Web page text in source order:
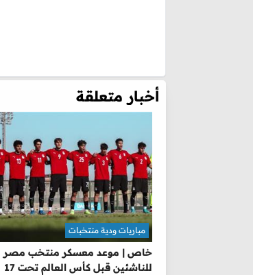
أخبار متعلقة
خاص | موعد معسكر منتخب مصر
للناشئين قبل كأس العالم تحت 17
مباريات ودية منتخبات